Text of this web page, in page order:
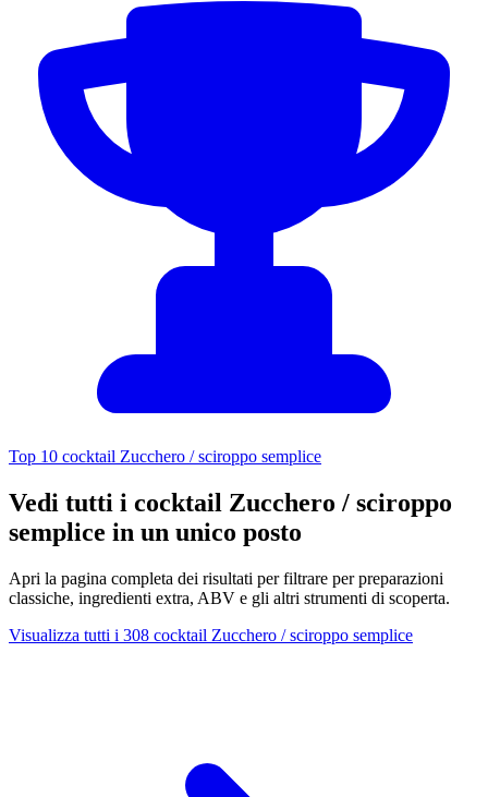
Top 10 cocktail Zucchero / sciroppo semplice
Vedi tutti i cocktail Zucchero / sciroppo
semplice in un unico posto
Apri la pagina completa dei risultati per filtrare per preparazioni
classiche, ingredienti extra, ABV e gli altri strumenti di scoperta.
Visualizza tutti i 308 cocktail Zucchero / sciroppo semplice